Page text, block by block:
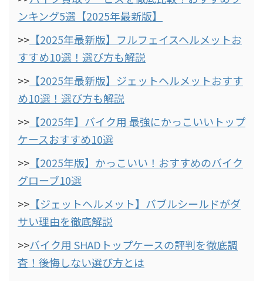
ンキング5選【2025年最新版】
>> 【2025年最新版】フルフェイスヘルメットお
すすめ10選！選び方も解説
>> 【2025年最新版】ジェットヘルメットおすす
め10選！選び方も解説
>> 【2025年】バイク用 最強にかっこいいトップ
ケースおすすめ10選
>> 【2025年版】かっこいい！おすすめのバイク
グローブ10選
>> 【ジェットヘルメット】バブルシールドがダ
サい理由を徹底解説
>>バイク用 SHADトップケースの評判を徹底調
査！後悔しない選び方とは